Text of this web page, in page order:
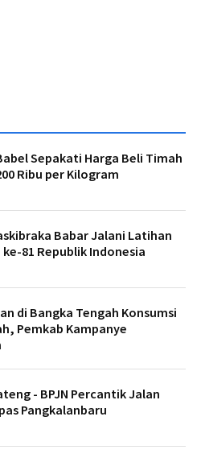
Sepakati Harga Beli Timah
Ribu per Kilogram
Babar Jalani Latihan
ke-81 Republik Indonesia
di Bangka Tengah Konsumsi
Pemkab Kampanye
- BPJN Percantik Jalan
Pangkalanbaru